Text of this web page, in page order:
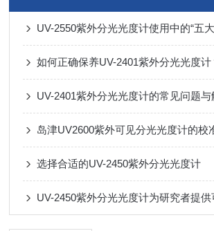
UV-2550紫外分光光度计使用中的“五
如何正确保养UV-2401紫外分光光度计
UV-2401紫外分光光度计的常见问题与
岛津UV2600紫外可见分光光度计的校
选择合适的UV-2450紫外分光光度计